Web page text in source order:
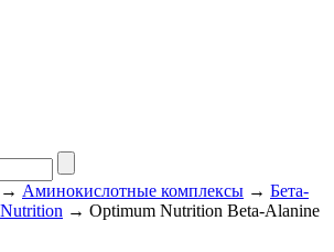
→ Аминокислотные комплексы → Бета-
→ Optimum Nutrition Beta-Alanine